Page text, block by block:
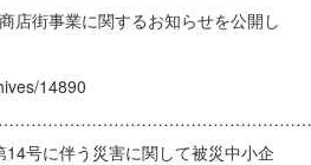
店街事業に関するお知らせを公開し
14890
14号に伴う災害に関して被災中小企